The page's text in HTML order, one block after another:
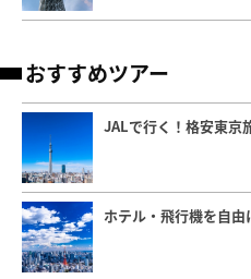
おすすめツアー
JALで行く！格安東京
ホテル・飛行機を自